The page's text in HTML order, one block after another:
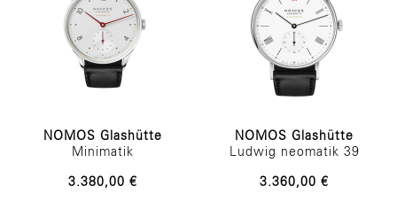
NOMOS Glashütte
Minimatik
3.380,00 €
NOMOS Glashütte
Ludwig neomatik 39
3.360,00 €